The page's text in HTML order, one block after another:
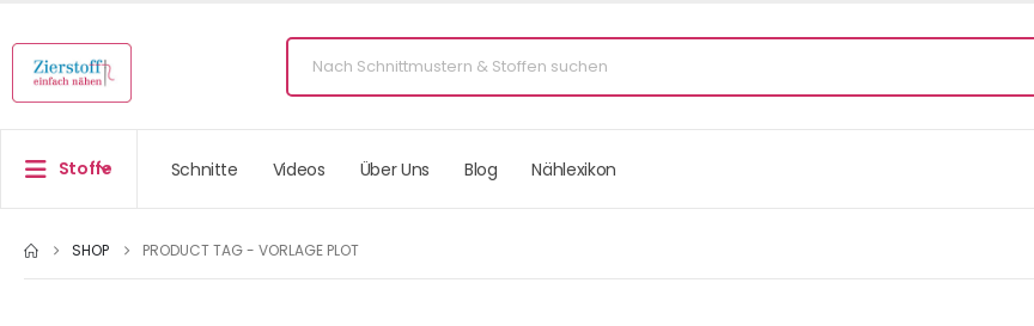
Stoffe Schnitte Videos Über Uns Blog Nählexikon
SHOP PRODUCT TAG - VORLAGE PLOT